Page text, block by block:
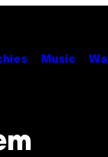
Music